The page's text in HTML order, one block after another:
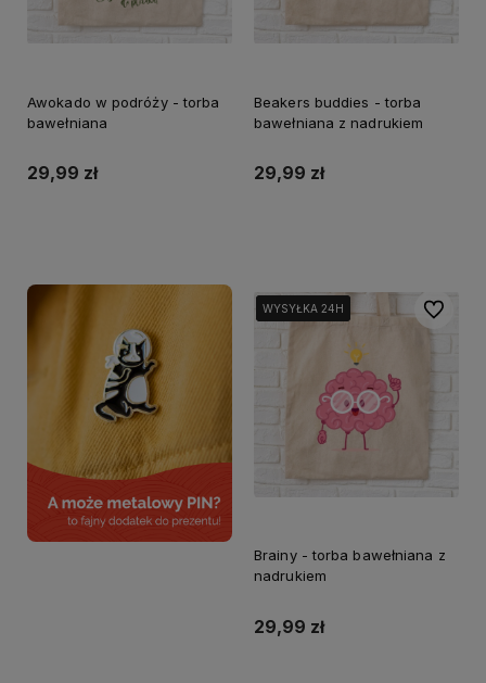
Awokado w podróży - torba
bawełniana
29,99 zł
Beakers buddies - torba
bawełniana z nadrukiem
29,99 zł
WYSYŁKA 24H
WYSYŁKA 24H
WYSYŁKA 24H
Brainy - torba bawełniana z
nadrukiem
29,99 zł
Do